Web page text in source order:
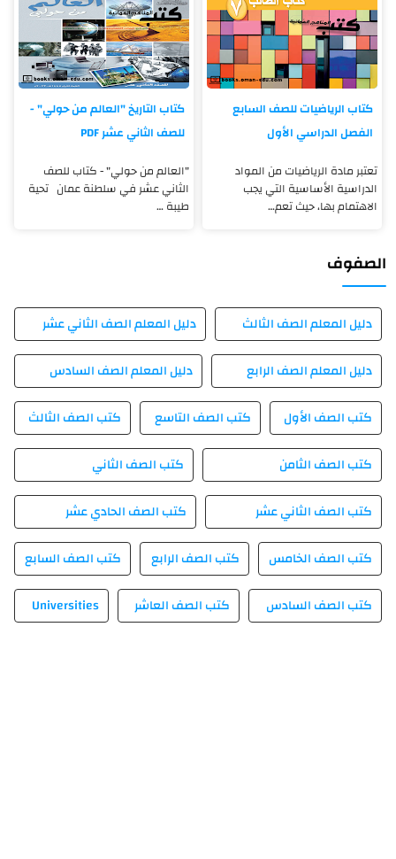
كتاب الرياضيات للصف السابع
الفصل الدراسي الأول
تعتبر مادة الرياضيات من المواد
الدراسية الأساسية التي يجب
الاهتمام بها، حيث تعم…
كتاب التاريخ "العالم من حولي" -
للصف الثاني عشر PDF
"العالم من حولي" - كتاب للصف
الثاني عشر في سلطنة عمان تحية
طيبة …
الصفوف
دليل المعلم الصف الثالث دليل المعلم الصف الثاني عشر
دليل المعلم الصف الرابع دليل المعلم الصف السادس
كتب الصف الأول كتب الصف التاسع كتب الصف الثالث
كتب الصف الثامن كتب الصف الثاني
كتب الصف الثاني عشر كتب الصف الحادي عشر
كتب الصف الخامس كتب الصف الرابع كتب الصف السابع
كتب الصف السادس كتب الصف العاشر Universities